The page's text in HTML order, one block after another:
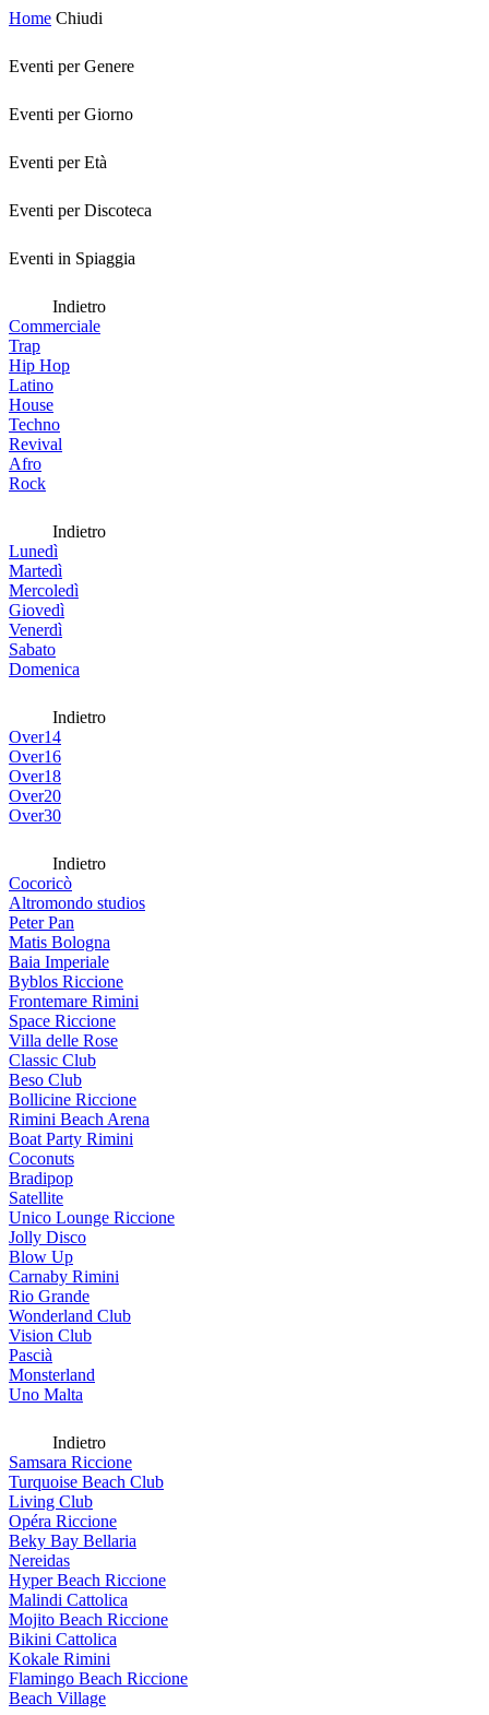
Home Chiudi
Eventi per Genere
Eventi per Giorno
Eventi per Età
Eventi per Discoteca
Eventi in Spiaggia
Indietro
Commerciale
Trap
Hip Hop
Latino
House
Techno
Revival
Afro
Rock
Indietro
Lunedì
Martedì
Mercoledì
Giovedì
Venerdì
Sabato
Domenica
Indietro
Over14
Over16
Over18
Over20
Over30
Indietro
Cocoricò
Altromondo studios
Peter Pan
Matis Bologna
Baia Imperiale
Byblos Riccione
Frontemare Rimini
Space Riccione
Villa delle Rose
Classic Club
Beso Club
Bollicine Riccione
Rimini Beach Arena
Boat Party Rimini
Coconuts
Bradipop
Satellite
Unico Lounge Riccione
Jolly Disco
Blow Up
Carnaby Rimini
Rio Grande
Wonderland Club
Vision Club
Pascià
Monsterland
Uno Malta
Indietro
Samsara Riccione
Turquoise Beach Club
Living Club
Opéra Riccione
Beky Bay Bellaria
Nereidas
Hyper Beach Riccione
Malindi Cattolica
Mojito Beach Riccione
Bikini Cattolica
Kokale Rimini
Flamingo Beach Riccione
Beach Village